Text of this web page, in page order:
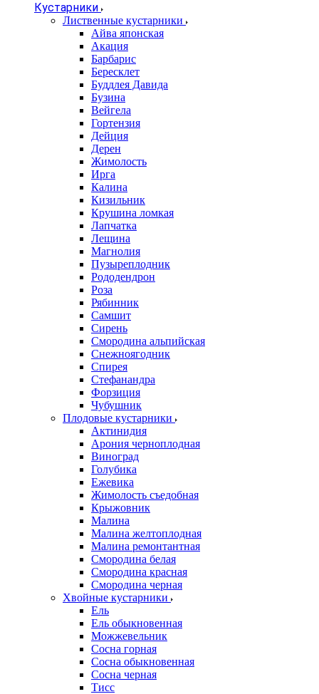
Кустарники
Лиственные кустарники
Айва японская
Акация
Барбарис
Бересклет
Буддлея Давида
Бузина
Вейгела
Гортензия
Дейция
Дерен
Жимолость
Ирга
Калина
Кизильник
Крушина ломкая
Лапчатка
Лещина
Магнолия
Пузыреплодник
Рододендрон
Роза
Рябинник
Самшит
Сирень
Смородина альпийская
Снежноягодник
Спирея
Стефанандра
Форзиция
Чубушник
Плодовые кустарники
Актинидия
Арония черноплодная
Виноград
Голубика
Ежевика
Жимолость съедобная
Крыжовник
Малина
Малина желтоплодная
Малина ремонтантная
Смородина белая
Смородина красная
Смородина черная
Хвойные кустарники
Ель
Ель обыкновенная
Можжевельник
Сосна горная
Сосна обыкновенная
Сосна черная
Тисс